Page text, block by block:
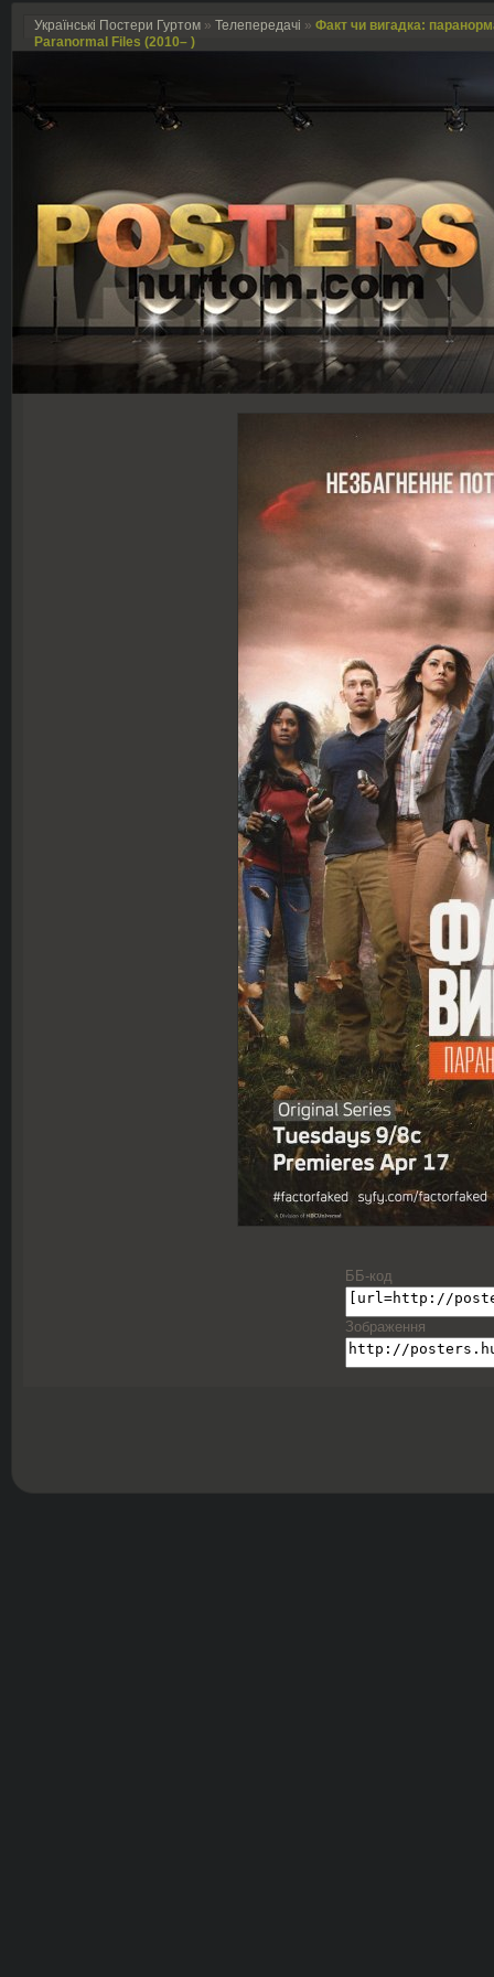
Українські Постери Гуртом » Телепередачі » Факт чи вигадка:
Paranormal Files (2010– )
ББ-код
Зображення